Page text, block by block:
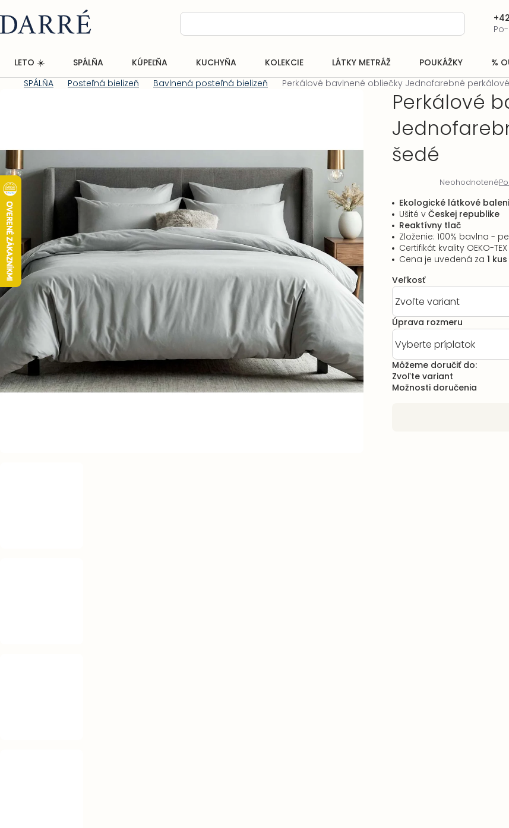
na
obsah
LETO ☀️ SPÁLŇA KÚPEĽŇA KUCHYŇA KOLEKCIE LÁTKY METRÁŽ POUKÁŽKY %
SPÁLŇA Posteľná bielizeň Bavlnená posteľná bielizeň Perkálové bavlnené obliečky Jednofarebné
Perkálové
šedé
hodnotenie
produktu
0,0
hviezdičiek.
Neohodnotené
Veľkosť
Úprava rozmeru
Môžeme doručiť do:
Zvoľte variant
Možnosti doručenia
Ekologické látkové
Ušité v Českej republike
Reaktívny tlač
Zloženie: 100% bavlna -
Certifikát kvality OEKO-TEX
Cena je uvedená za 1 kus